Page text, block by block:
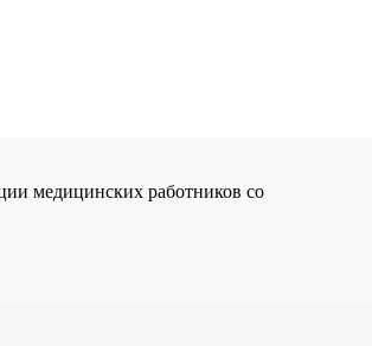
медицинских работников со